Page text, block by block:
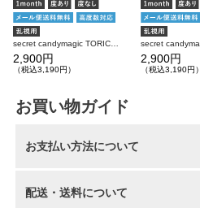
2,900円
（税込3,190円）
2,900円
（税込3,190円）
お買い物ガイド
お支払い方法について
配送・送料について